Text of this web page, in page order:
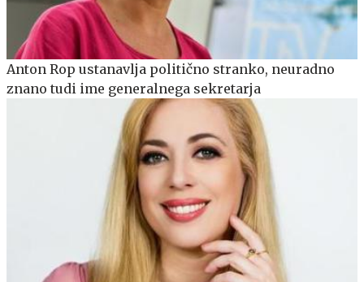
Anton Rop ustanavlja politično stranko, neuradno
znano tudi ime generalnega sekretarja